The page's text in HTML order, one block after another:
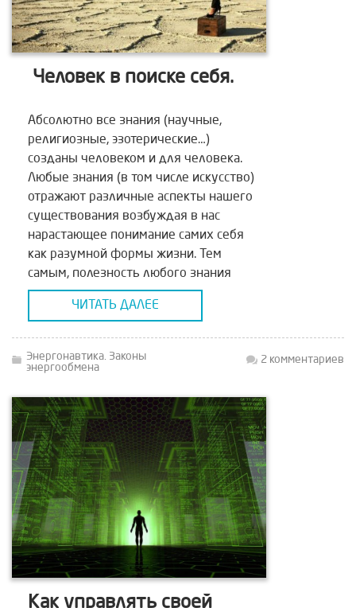
Человек в поиске себя.
Абсолютно все знания (научные,
религиозные, эзотерические…)
созданы человеком и для человека.
Любые знания (в том числе искусство)
отражают различные аспекты нашего
существования возбуждая в нас
нарастающее понимание самих себя
как разумной формы жизни. Тем
самым, полезность любого знания
измеряется с одной стороны,
применимостью в практической
нас осознания себя […]
ЧИТАТЬ ДАЛЕЕ
Энергонавтика. Законы
энергообмена
2 комментариев
Как управлять своей